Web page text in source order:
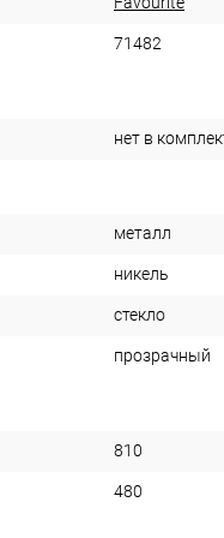
71482
нет в
металл
никель
стекло
прозрачный
810
480